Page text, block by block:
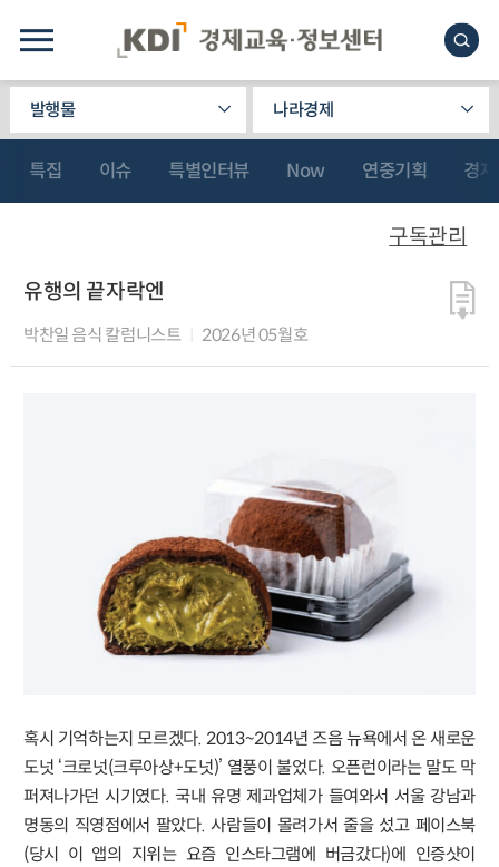
발행물 나라경제
특집 이슈 특별인터뷰 Now 연중기획 경
유행의 끝자락엔
박찬일 음식 칼럼니스트 2026년 05월호
혹시 기억하는지 모르겠다. 2013~2014년 즈음 뉴욕에서 온 새로운
도넛 ‘크로넛(크루아상+도넛)’ 열풍이 불었다. 오픈런이라는 말도 막
퍼져나가던 시기였다. 국내 유명 제과업체가 들여와서 서울 강남과
명동의 직영점에서 팔았다. 사람들이 몰려가서 줄을 섰고 페이스북
(당시 이 앱의 지위는 요즘 인스타그램에 버금갔다)에 인증샷이
구독관리